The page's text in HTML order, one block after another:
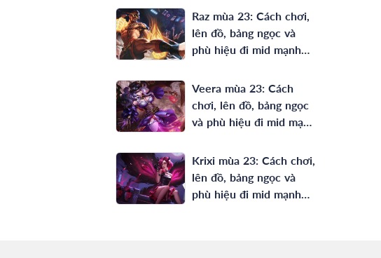
Raz mùa 23: Cách chơi,
lên đồ, bảng ngọc và
phù hiệu đi mid mạnh
Veera mùa 23: Cách
chơi, lên đồ, bảng ngọc
và phù hiệu đi mid mạnh
Krixi mùa 23: Cách chơi,
lên đồ, bảng ngọc và
phù hiệu đi mid mạnh